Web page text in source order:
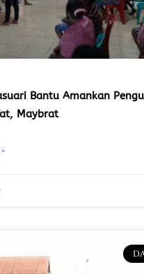
Bantu Amankan
Maybrat